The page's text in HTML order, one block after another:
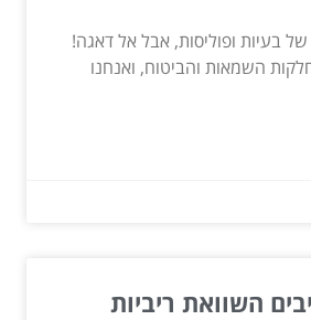
בעיות ופוליסות, אבל אל דאגה!
השמאות והביטוח, ואנחנו
השוואת ריביות